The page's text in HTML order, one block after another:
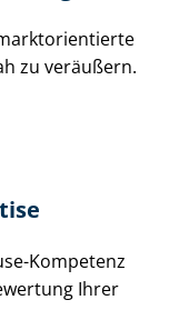
zu veräußern.
Kompetenz
Ihrer